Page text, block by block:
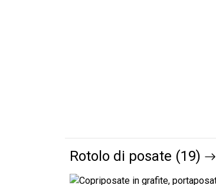
Rotolo di posate (19)